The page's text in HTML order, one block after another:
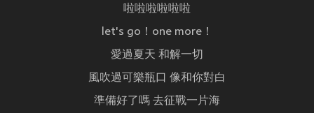
啦啦啦啦啦啦
let's go！one more！
愛過夏天 和解一切
風吹過可樂瓶口 像和你對白
準備好了嗎 去征戰一片海